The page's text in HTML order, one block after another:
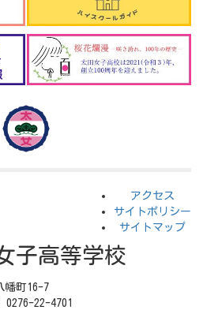
アクセス
サイトポリシー
サイトマップ
子高等学校
幡町16-7
22-4701